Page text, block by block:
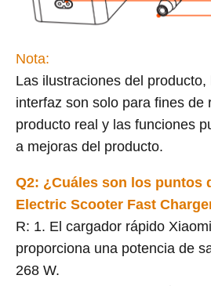
Nota:
Las ilustraciones del
interfaz son solo para fines de
producto real y las funciones
a mejoras del producto.
Q2: ¿Cuáles son los puntos
Electric Scooter Fast
R: 1. El cargador rápido
proporciona una potencia de
268 W.